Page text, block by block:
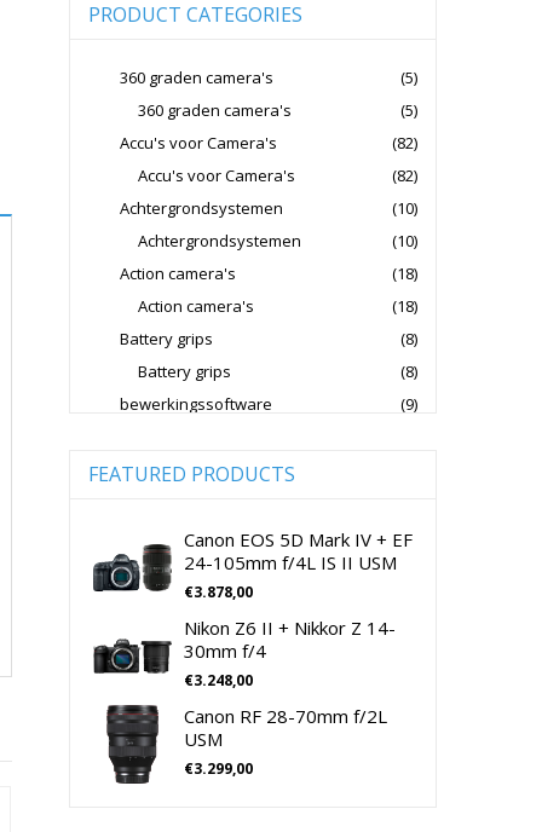
Fujifilm Digitale Camera's CSC
Fujifilm Lenzen Voor CSC Camera's
Godox Flitsers
GoPro
Hoya Lensfilters
Joby Gorillapods
Joby Statieven
Jupio Accu's Voor Camera's
Lowepro Cameratassen
Nikon CSC Full Frame
Nikon Digitale Camera's CSC
Nikon Lenzen Voor SLR Camera's
Panasonic Digitale Camera's CSC
Peak Design Cameratassen
Rode Microphones Cameramicrofoons
Sandisk Geheugenkaarten
PRODUCT CATEGORIES
360 graden camera's
(5)
360 graden camera's
(5)
Accu's voor Camera's
(82)
Accu's voor Camera's
(82)
Achtergrondsystemen
(10)
Achtergrondsystemen
(10)
Action camera's
(18)
Action camera's
(18)
Battery grips
(8)
Battery grips
(8)
bewerkingssoftware
(9)
Camera's
Spiegelreflex camera
(0)
cameralenzen
(196)
Lenzen voor CSC camera's
Lenzen voor SLR camera's
(81)
cameramicrofoons
Cameratassen
(137)
Cameratassen
FEATURED PRODUCTS
Canon EOS 5D Mark IV + EF
24-105mm f/4L IS II USM
€3.878,00
Nikon Z6 II + Nikkor Z 14-
30mm f/4
€3.248,00
Canon RF 28-70mm f/2L
USM
€3.299,00